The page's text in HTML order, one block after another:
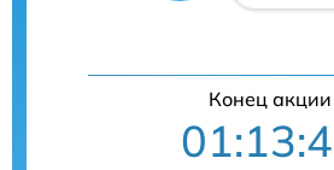
Конец акции